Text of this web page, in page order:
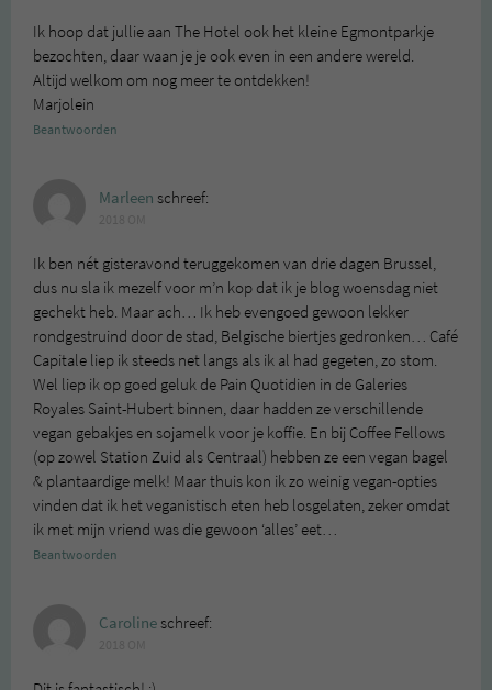
Ik hoop dat jullie aan The Hotel ook het kleine Egmontparkje
bezochten, daar waan je je ook even in een andere wereld.
Altijd welkom om nog meer te ontdekken!
Marjolein
Beantwoorden
Marleen schreef:
Ik ben nét gisteravond teruggekomen van drie dagen Brussel,
dus nu sla ik mezelf voor m’n kop dat ik je blog woensdag niet
gechekt heb. Maar ach… Ik heb evengoed gewoon lekker
rondgestruind door de stad, Belgische biertjes gedronken… Café
Capitale liep ik steeds net langs als ik al had gegeten, zo stom.
Wel liep ik op goed geluk de Pain Quotidien in de Galeries
Royales Saint-Hubert binnen, daar hadden ze verschillende
vegan gebakjes en sojamelk voor je koffie. En bij Coffee Fellows
(op zowel Station Zuid als Centraal) hebben ze een vegan bagel
& plantaardige melk! Maar thuis kon ik zo weinig vegan-opties
vinden dat ik het veganistisch eten heb losgelaten, zeker omdat
ik met mijn vriend was die gewoon ‘alles’ eet…
Beantwoorden
Carolineschreef: